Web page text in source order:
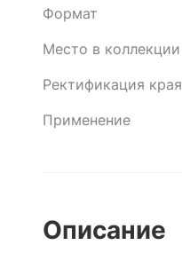
Формат
Место в коллекции
Ректификация края
Применение
Описание